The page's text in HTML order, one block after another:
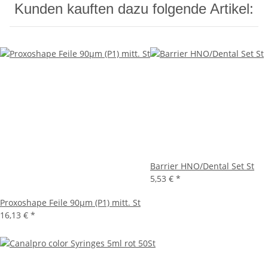
Kunden kauften dazu folgende Artikel:
Proxoshape Feile 90µm (P1) mitt. St
16,13 € *
Barrier HNO/Dental Set St
5,53 € *